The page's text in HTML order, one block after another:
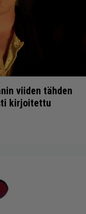
viiden tähden
kirjoitettu